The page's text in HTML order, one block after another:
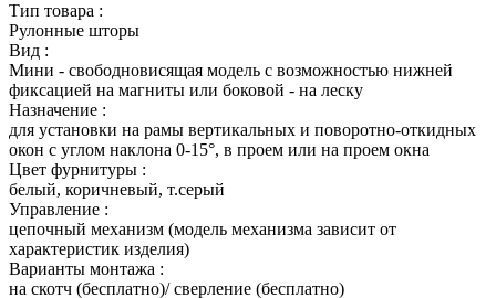
Тип товара :
Рулонные шторы
Вид :
Мини - свободновисящая модель с возможностью нижней
фиксацией на магниты или боковой - на леску
Назначение :
для установки на рамы вертикальных и поворотно-откидных
окон с углом наклона 0-15°, в проем или на проем окна
Цвет фурнитуры :
белый, коричневый, т.серый
Управление :
цепочный механизм (модель механизма зависит от
характеристик изделия)
Варианты монтажа :
на скотч (бесплатно)/ сверление (бесплатно)